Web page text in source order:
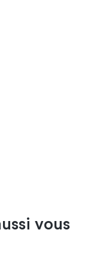
vous